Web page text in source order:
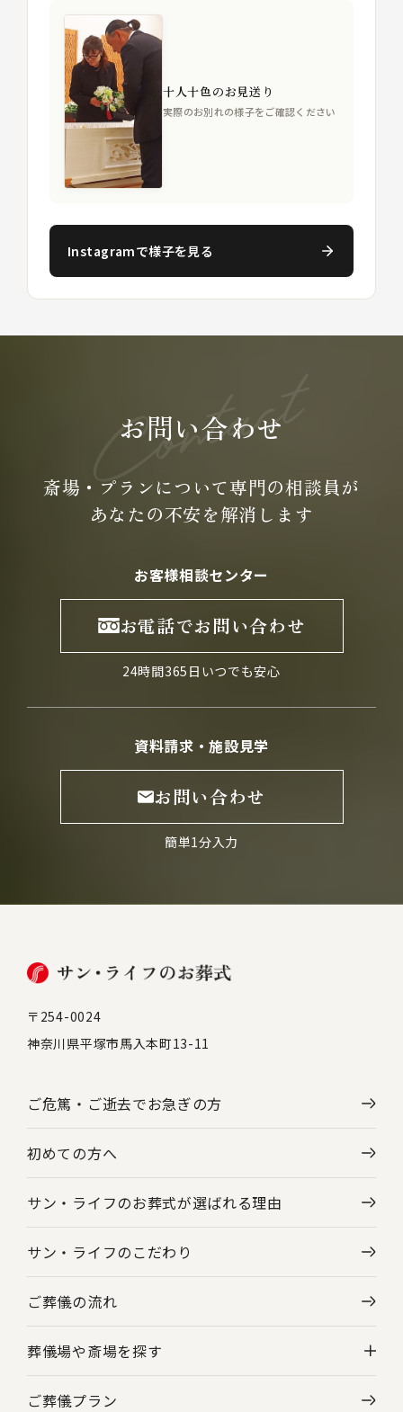
十人十色のお見送り
実際のお別れの様子をご確認ください
Instagramで様子を見る
お問い合わせ
斎場・プランについて専門の相談員が
あなたの不安を解消します
お客様相談センター
お電話でお問い合わせ
24時間365日いつでも安心
資料請求・施設見学
お問い合わせ
簡単1分入力
〒254-0024
神奈川県平塚市馬入本町13-11
ご危篤・ご逝去でお急ぎの方
初めての方へ
サン・ライフのお葬式が選ばれる理由
サン・ライフのこだわり
ご葬儀の流れ
葬儀場や斎場を探す
神奈川県の葬儀場・斎場一覧
ご葬儀プラン